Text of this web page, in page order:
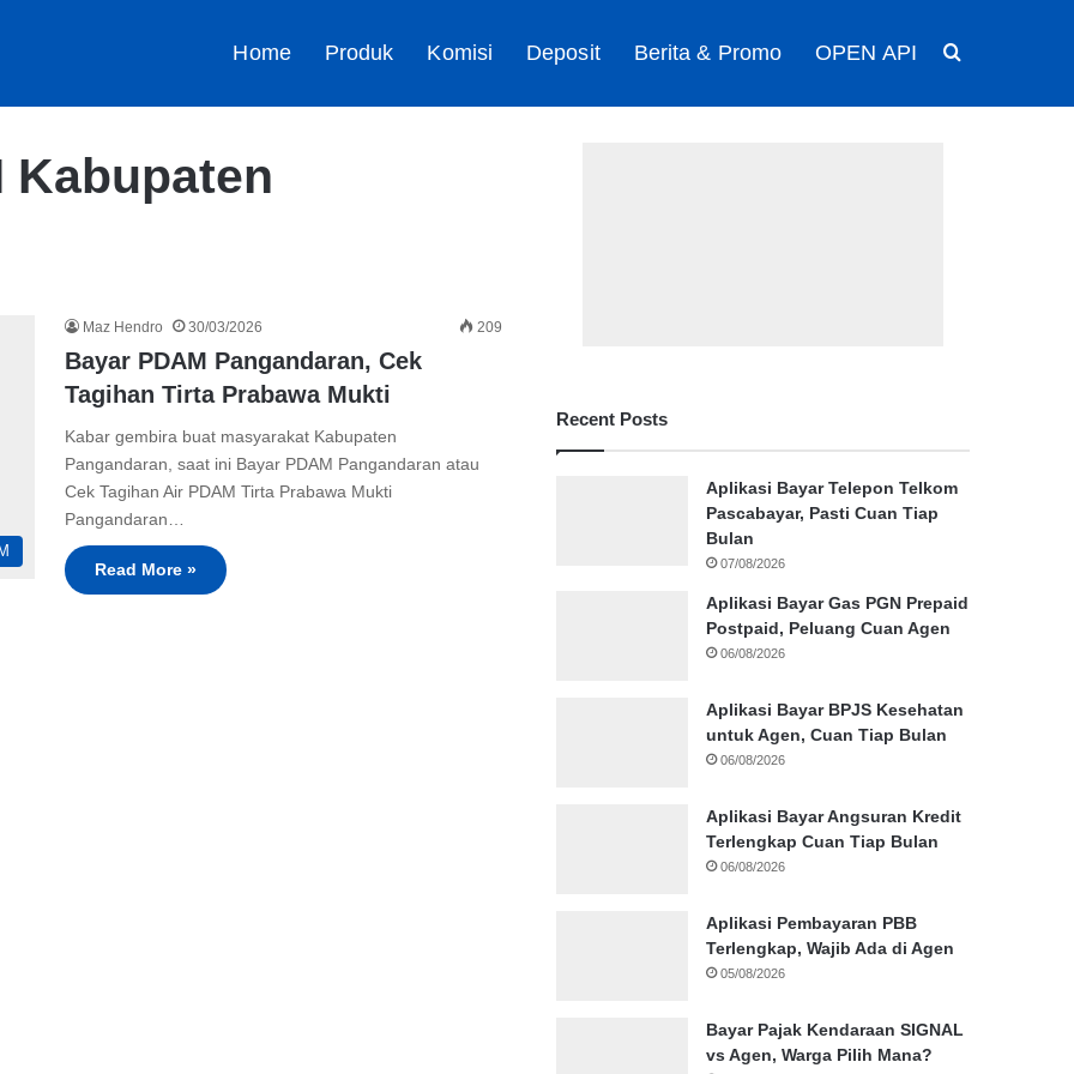
Home Produk Komisi Deposit Berita & Promo OPEN API
Kabupaten
Maz Hendro 30/03/2026 209
Bayar PDAM Pangandaran, Cek
Tagihan Tirta Prabawa Mukti
Kabar gembira buat masyarakat Kabupaten
Pangandaran, saat ini Bayar PDAM Pangandaran atau
Cek Tagihan Air PDAM Tirta Prabawa Mukti
Pangandaran…
Read More »
Recent Posts
Aplikasi Bayar Telepon Telkom
Pascabayar, Pasti Cuan Tiap
Bulan
07/08/2026
Aplikasi Bayar Gas PGN Prepaid
Postpaid, Peluang Cuan Agen
06/08/2026
Aplikasi Bayar BPJS Kesehatan
untuk Agen, Cuan Tiap Bulan
06/08/2026
Aplikasi Bayar Angsuran Kredit
Terlengkap Cuan Tiap Bulan
06/08/2026
Aplikasi Pembayaran PBB
Terlengkap, Wajib Ada di Agen
05/08/2026
Bayar Pajak Kendaraan SIGNAL
vs Agen, Warga Pilih Mana?